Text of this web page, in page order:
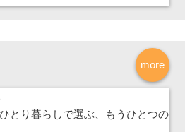
more
とり暮らしで選ぶ、もうひとつの